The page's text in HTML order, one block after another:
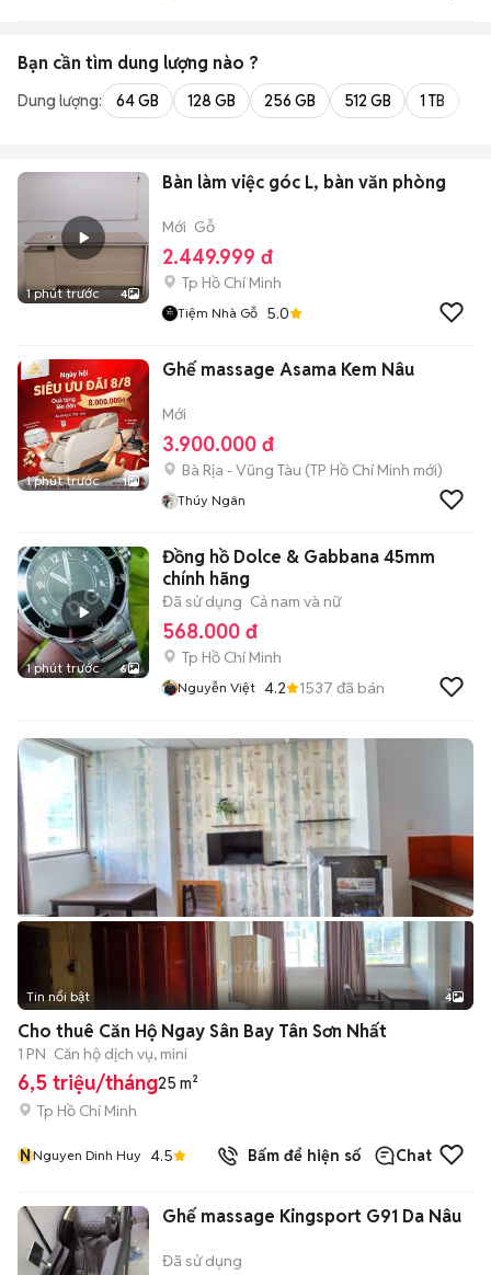
Bạn cần tìm dung lượng nào ?
Dung lượng: 64 GB 128 GB 256 GB 512 GB 1 TB
1 phút trước 4
Bàn làm việc góc L, bàn văn phòng
Mới Gỗ
2.449.999 đ
Tp Hồ Chí Minh
Tiệm Nhà Gỗ 5.0
1 phút trước 1
Ghế massage Asama Kem Nâu
Mới
3.900.000 đ
Bà Rịa - Vũng Tàu (TP Hồ Chí Minh mới)
Thúy Ngân
1 phút trước 6
Đồng hồ Dolce & Gabbana 45mm
chính hãng
Đã sử dụng Cả nam và nữ
568.000 đ
Tp Hồ Chí Minh
Nguyễn Việt 4.2 1537 đã bán
Tin nổi bật 4
Cho thuê Căn Hộ Ngay Sân Bay Tân Sơn Nhất
1 PN Căn hộ dịch vụ, mini
6,5 triệu/tháng25 m²
Tp Hồ Chí Minh
NNguyen Dinh Huy 4.5 Bấm để hiện số Chat
Ghế massage Kingsport G91 Da Nâu
Đã sử dụng